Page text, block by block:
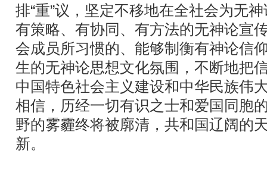
排“重”议，坚定不移地在全社会为无
有策略、有协同、有方法的无神论宣
会成员所习惯的、能够制衡有神论信
生的无神论思想文化氛围，不断地把
中国特色社会主义建设和中华民族伟
相信，历经一切有识之士和爱国同胞
野的雾霾终将被廓清，共和国辽阔的
新。